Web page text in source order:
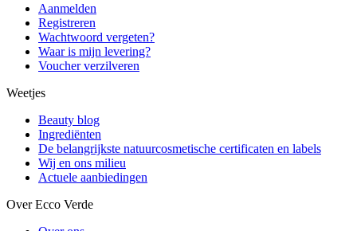
Aanmelden
Registreren
Wachtwoord vergeten?
Waar is mijn levering?
Voucher verzilveren
Weetjes
Beauty blog
Ingrediënten
De belangrijkste natuurcosmetische certificaten en labels
Wij en ons milieu
Actuele aanbiedingen
Over Ecco Verde